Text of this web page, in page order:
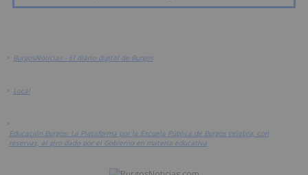
> BurgosNoticias - El diario digital de Burgos
> Local
>
Educación Burgos: La Plataforma por la Escuela Pública de Burgos celebra, con
reservas, el giro dado por el Gobierno en materia educativa